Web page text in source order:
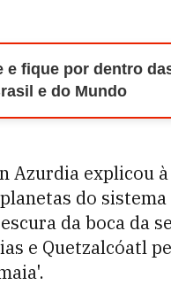
e fique por dentro
e do Mundo
Azurdia explicou
do
da boca da
e Quetzalcóatl